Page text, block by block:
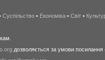
Суспільство • Економіка • Світ •
дозволяється за умови посилання